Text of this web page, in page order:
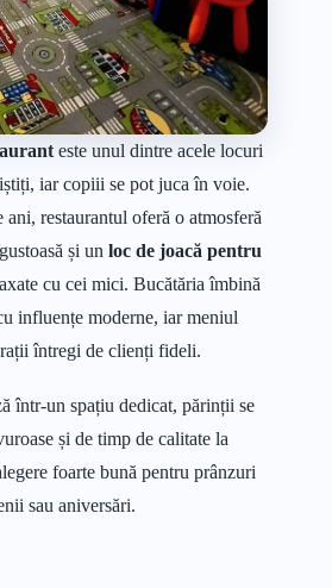
este unul dintre acele locuri
iar copiii se pot juca în voie.
restaurantul oferă o atmosferă
și un loc de joacă pentru
cu cei mici. Bucătăria îmbină
influențe moderne, iar meniul
întregi de clienți fideli.
într-un spațiu dedicat, părinții se
și de timp de calitate la
foarte bună pentru prânzuri
sau aniversări.